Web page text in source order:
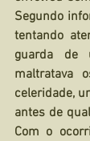
Segundo
tentando
guarda
maltratava
celeridade,
antes de
Com o